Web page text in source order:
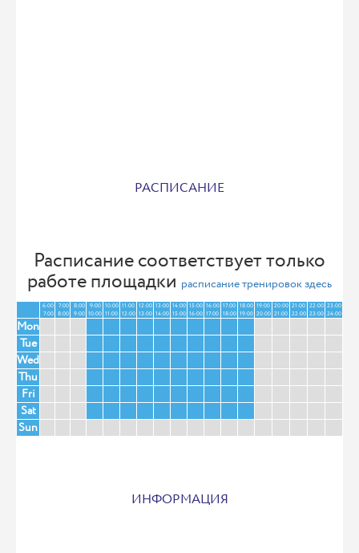
РАСПИСАНИЕ
Расписание соответствует только
работе площадки расписание тренировок здесь
6:00
7:00
7:00
8:00
8:00
9:00
9:00
10:00
10:00
11:00
11:00
12:00
12:00
13:00
13:00
14:00
14:00
15:00
15:00
16:00
16:00
17:00
17:00
18:00
18:00
19:00
19:00
20:00
20:00
21:00
21:00
22:00
22:00
23:00
23:00
24:00
Mon
Tue
Wed
Thu
Fri
Sat
Sun
ИНФОРМАЦИЯ